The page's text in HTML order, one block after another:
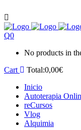
0
No products in
Cart
Total:0,00€
Inicio
Autoterapia
reCursos
Vlog
Alquimia